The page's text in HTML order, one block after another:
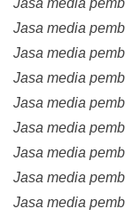
Jasa media
Jasa media
Jasa media
Jasa media
Jasa media
Jasa media
Jasa media
Jasa media
Jasa media